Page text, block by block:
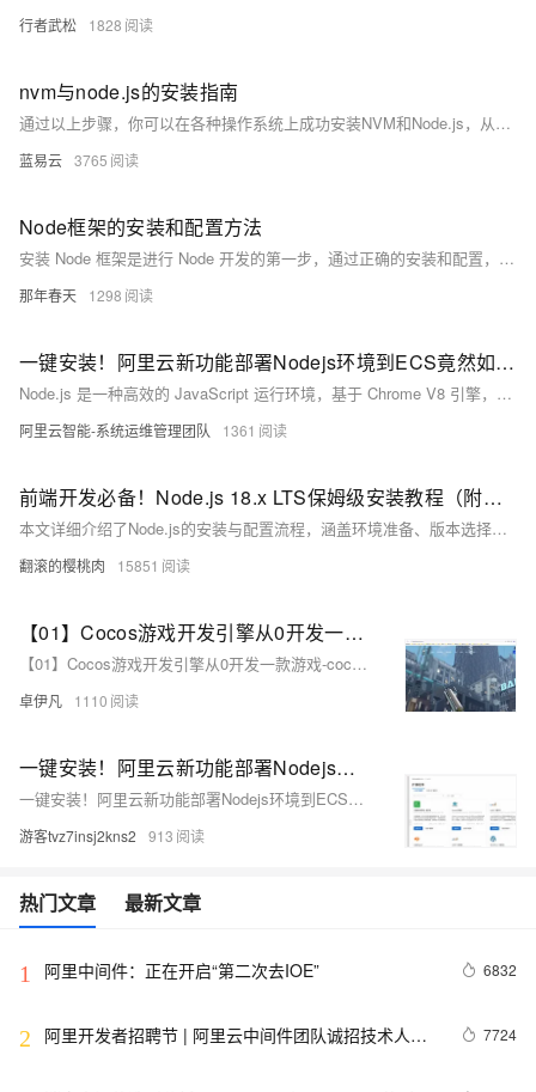
行者武松 1828
nvm与node.js的安装指南
通过以上步骤，你可以在各种操作系统上成功安装NVM和Node.js，从而在不同的项目中灵活切换Node.js版本。这种灵活性对于管理不同项目的环境依赖而言是非常重要的。
蓝易云 3765
Node框架的安装和配置方法
安装 Node 框架是进行 Node 开发的第一步，通过正确的安装和配置，可以为后续的开发工作提供良好的基础。在安装过程中，需要仔细阅读相关文档和提示，遇到问题及时解决，以确保安装顺利完成。
那年春天 1298
一键安装！阿里云新功能部署Nodejs环境到ECS竟然如此简单！
Node.js 是一种高效的 JavaScript 运行环境，基于 Chrome V8 引擎，支持在服务器端运行 JavaScript 代码。本文介绍如何在阿里云上一键部署 Node.js 环境，无需繁琐配置，轻松上手。前提条件包括 ECS 实例运行中且操作系统为 CentOS、Ubuntu 等。功能特点为一键安装和稳定性好，支持常用 LTS 版本。安装步骤简单：登录阿里云控制台，选择扩展程序管理页面，安装 Node.js 扩展，选择实例和版本，等待创建完成并验证安装成功。通过阿里云的公共扩展，初学者和经验丰富的开发者都能快速进入开发状态，开启高效开发之旅。
阿里云智能-系统运维管理团队 1361
前端开发必备！Node.js 18.x LTS保姆级安装教程（附国内镜像源配置）
本文详细介绍了Node.js的安装与配置流程，涵盖环境准备、版本选择（推荐LTS版v18.x）、安装步骤（路径设置、组件选择）、环境验证（命令测试、镜像加速）及常见问题解决方法。同时推荐开发工具链，如VS Code、Yarn等，并提供常用全局包安装指南，帮助开发者快速搭建高效稳定的JavaScript开发环境。内容基于官方正版软件，确保合规性与安全性。
翻滚的樱桃肉 15851
【01】Cocos游戏开发引擎从0开发一款游戏-cocos环境搭建以及配置-Cocos Creator软件系统下载安装-node环境-优雅草卓伊凡
【01】Cocos游戏开发引擎从0开发一款游戏-cocos环境搭建以及配置-Cocos Creator软件系统下载安装-node环境-优雅草卓伊凡
卓伊凡 1110
一键安装！阿里云新功能部署Nodejs环境到ECS竟然如此简单！
一键安装！阿里云新功能部署Nodejs环境到ECS竟然如此简单！
游客tvz7insj2kns2 913
热门文章 最新文章
1 阿里中间件：正在开启“第二次去IOE” 6832
2
阿里开发者招聘节 | 阿里云中间件团队诚招技术人才
7724